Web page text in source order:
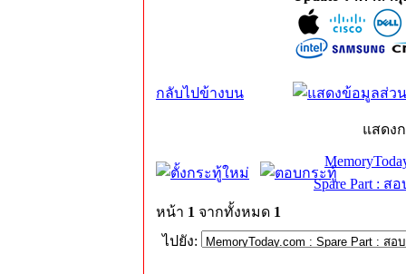
กลับไปข้างบน
แสดง
Spare Part : ส
หน้า 1 จากทั้งหมด 1
ไปยัง: